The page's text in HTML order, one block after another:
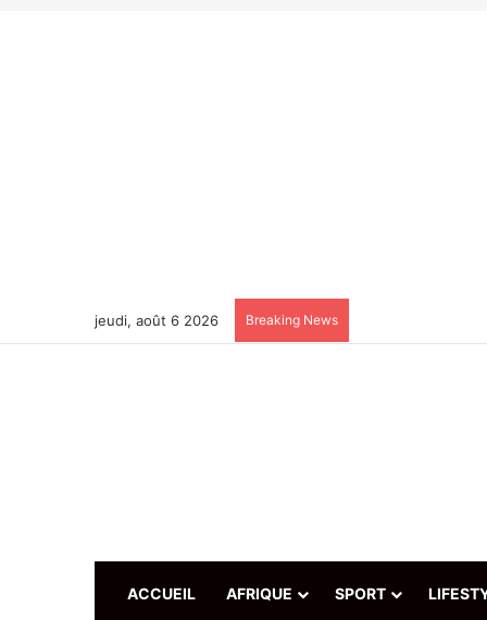
jeudi, août 6 2026 Breaking News
ACCUEIL AFRIQUE SPORT